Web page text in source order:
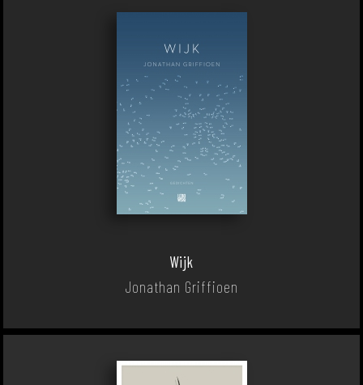
Wijk
Jonathan Griffioen